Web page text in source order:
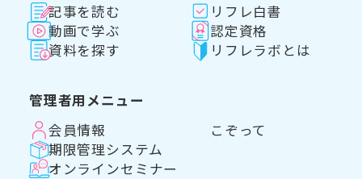
記事を読む
動画で学ぶ
資料を探す
リフレ白書
認定資格
リフレラボとは
管理者用メニュー
会員情報
期限管理システム
オンラインセミナー
こぞって